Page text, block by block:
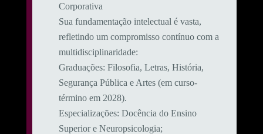
Corporativa
​Sua fundamentação intelectual é vasta,
refletindo um compromisso contínuo com a
multidisciplinaridade:
​Graduações: Filosofia, Letras, História,
Segurança Pública e Artes (em curso-
término em 2028).
​Especializações: Docência do Ensino
Superior e Neuropsicologia;